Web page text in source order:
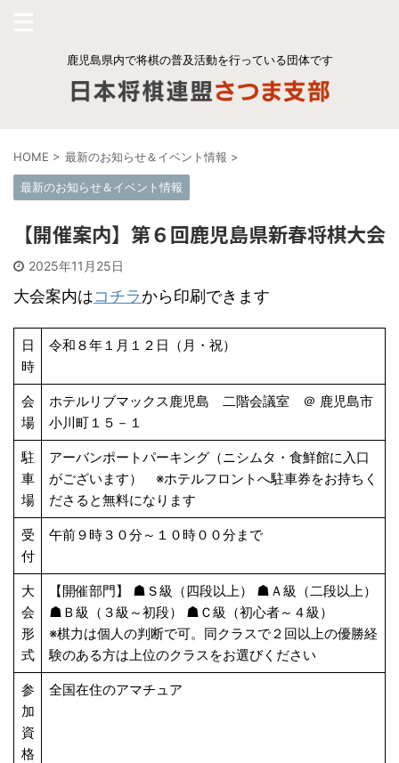
鹿児島県内で将棋の普及活動を行っている団体です
HOME > 最新のお知らせ＆イベント情報 >
最新のお知らせ＆イベント情報
【開催案内】第６回鹿児島県新春将棋大会
2025年11月25日
大会案内はコチラから印刷できます
日
時
令和８年１月１２日（月・祝）
会
場
ホテルリブマックス鹿児島 二階会議室 ＠ 鹿児島市
小川町１５－１
駐
車
場
アーバンポートパーキング（ニシムタ・食鮮館に入口
がございます） ※ホテルフロントへ駐車券をお持ちく
ださると無料になります
受
付
午前９時３０分～１０時００分まで
大
会
形
式
【開催部門】 ☗Ｓ級（四段以上） ☗Ａ級（二段以上）
☗Ｂ級（３級～初段） ☗Ｃ級（初心者～４級）
※棋力は個人の判断で可。同クラスで２回以上の優勝経
験のある方は上位のクラスをお選びください
参
加
資
格
全国在住のアマチュア